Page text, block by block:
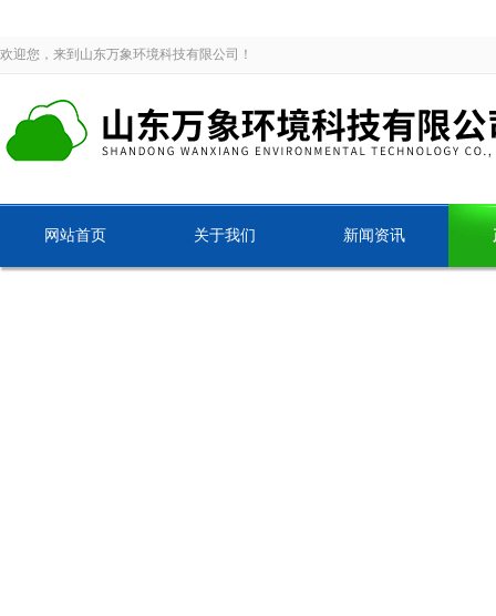
欢迎您，来到山东万象环境科技有限公司！
网站首页 关于我们 新闻资讯